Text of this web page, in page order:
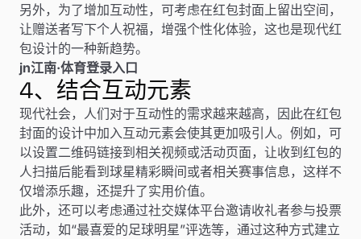
另外，为了增加互动性，可考虑在红包封面上留出空间，
让赠送者写下个人祝福，增强个性化体验，这也是现代红
包设计的一种新趋势。
jn江南·体育登录入口
4、结合互动元素
现代社会，人们对于互动性的需求越来越高，因此在红包
封面的设计中加入互动元素会使其更加吸引人。例如，可
以设置二维码链接到相关视频或活动页面，让收到红包的
人扫描后能看到球星精彩瞬间或者相关赛事信息，这样不
仅增添乐趣，还提升了实用价值。
此外，还可以考虑通过社交媒体平台邀请收礼者参与投票
活动，如“最喜爱的足球明星”评选等，通过这种方式建立